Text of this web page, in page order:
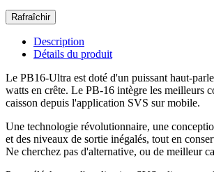
Description
Détails du produit
Le PB16-Ultra est doté d'un puissant haut-
watts en crête. Le PB-16 intègre les meilleurs
caisson depuis l'application SVS sur mobile.
Une technologie révolutionnaire, une
et des niveaux de sortie inégalés, tout en
Ne cherchez pas d'alternative, ou de meilleur